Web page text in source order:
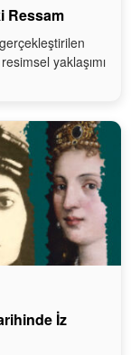
Ressam
yaklaşımı
İz